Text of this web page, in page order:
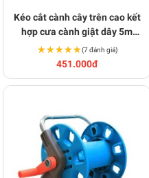
Kéo cắt cành cây trên cao kết
hợp cưa cành giật dây 5m
N260
★★★★★
★★★★★(7 đánh giá)
451.000đ